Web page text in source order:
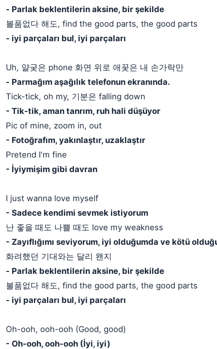
- Parlak beklentilerin aksine, bir şekilde
볼품없다 해도, find the good parts, the good parts
- iyi parçaları bul, iyi parçaları
Uh, 얄궂은 phone 화면 위로 애꿎은 내 손가락만
- Parmağım aşağılık telefonun ekranında.
Tick-tick, oh my, 기분은 falling down
- Tik-tik, aman tanrım, ruh hali düşüyor
Pic of mine, zoom in, out
- Fotoğrafım, yakınlaştır, uzaklaştır
Pretend I'm fine
- İyiymişim gibi davran
I just wanna love myself
- Sadece kendimi sevmek istiyorum
난 좋을 때도 나쁠 때도 love my weakness
- Zayıflığımı seviyorum, iyi olduğumda ve kötü
화려했던 기대와는 달리 왠지
- Parlak beklentilerin aksine, bir şekilde
볼품없다 해도, find the good parts, the good parts
- iyi parçaları bul, iyi parçaları
Oh-ooh, ooh-ooh (Good, good)
- Oh-ooh, ooh-ooh (İyi, iyi)